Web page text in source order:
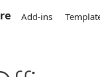
Add-ins